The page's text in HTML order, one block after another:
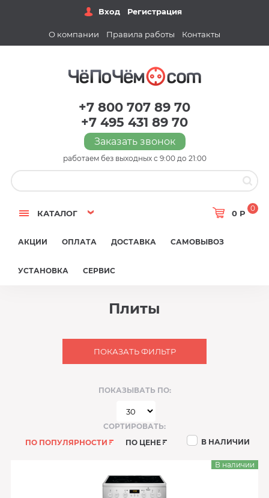
Вход Регистрация
О компании Правила работы Контакты
+7 800 707 89 70
+7 495 431 89 70
Заказать звонок
работаем без выходных с 9:00 до 21:00
КАТАЛОГ 0 Р
0
АКЦИИ ОПЛАТА ДОСТАВКА САМОВЫВОЗ
УСТАНОВКА СЕРВИС
Плиты
ПОКАЗАТЬ ФИЛЬТР
ПОКАЗЫВАТЬ ПО:
СОРТИРОВАТЬ:
ПО ПОПУЛЯРНОСТИ
ПО ЦЕНЕ В НАЛИЧИИ
В наличии